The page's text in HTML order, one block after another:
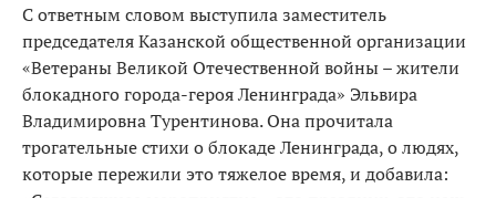
С ответным словом выступила заместитель
председателя Казанской общественной организации
«Ветераны Великой Отечественной войны – жители
блокадного города-героя Ленинграда» Эльвира
Владимировна Турентинова. Она прочитала
трогательные стихи о блокаде Ленинграда, о людях,
которые пережили это тяжелое время, и добавила: